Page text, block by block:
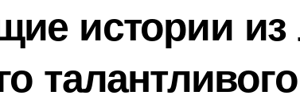
истории
талантливого